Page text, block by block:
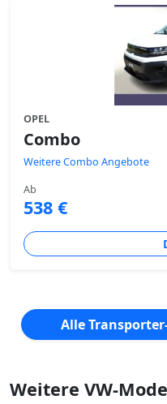
OPEL
Combo
Weitere Combo Angebote
Ab
538 €
Alle
Weitere VW-